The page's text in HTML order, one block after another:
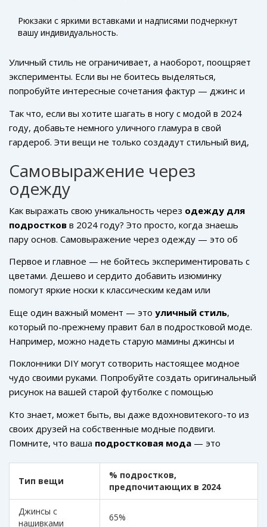
Рюкзаки с яркими вставками и надписями подчеркнут
вашу индивидуальность.
Уличный стиль не ограничивает, а наоборот, поощряет
эксперименты. Если вы не боитесь выделяться,
попробуйте интересные сочетания фактур — джинс и
свою уникальность.
Так что, если вы хотите шагать в ногу с модой в 2024
году, добавьте немного уличного гламура в свой
гардероб. Эти вещи не только создадут стильный вид,
ситуации.
Самовыражение через
одежду
Как выражать свою уникальность через одежду для
подростков в 2024 году? Это просто, когда знаешь
пару основ. Самовыражение через одежду — это об
атрибутами. Плюс, это отличная возможность привлечь
внимание, как в школе, так и за ее пределами.
Первое и главное — не бойтесь экспериментировать с
цветами. Дешево и сердито добавить изюминку
помогут яркие носки к классическим кедам или
аксессуарами ваш образ будет всегда на высоте.
Еще один важный момент — это уличный стиль,
который по-прежнему правит бал в подростковой моде.
Например, можно надеть старую мамины джинсы и
связать их с толстовкой необычного фасона. Тут главное
— дать себе волю и не бояться показаться нелепым,
ведь сегодня это как раз таки в тренде!
Поклонники DIY могут сотворить настоящее модное
чудо своими руками. Попробуйте создать оригинальный
рисунок на вашей старой футболке с помощью
рюкзак? Его легко преобразить при помощи всяких
значков и нашивок, придающих ему свежий вид.
Кто знает, может быть, вы даже вдохновитекого-то из
своих друзей на собственные модные подвиги.
Помните, что ваша подростковая мода — это
Хотите еще один хитрый ход? Создайте свой маленький
гардероб капсулу, чтобы упростить процесс одевания.
Несколько базовых вещей отлично сочетаются друг с
другом и обеспечат бесчисленные оригинальные
Тип вещи
% подростков,
предпочитающих в 2024
Джинсы с
нашивками
65%